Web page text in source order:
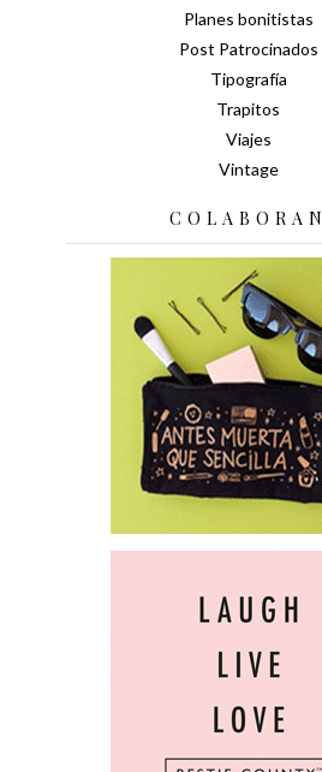
Planes bonitistas
Post Patrocinados
Tipografía
Trapitos
Viajes
Vintage
COLABORAN